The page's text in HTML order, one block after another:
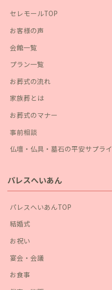
セレモールTOP
お客様の声
会館一覧
プラン一覧
お葬式の流れ
家族葬とは
お葬式のマナー
事前相談
仏壇・仏具・墓石の平安サプライ
パレスへいあん
パレスへいあんTOP
結婚式
お祝い
宴会・会議
お食事